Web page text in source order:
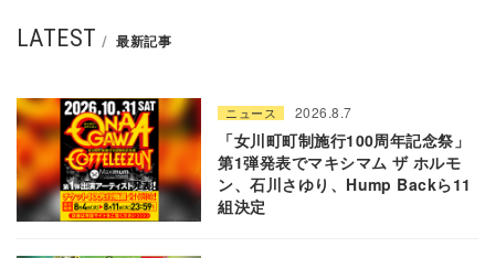
LATEST 最新記事
ニュース 2026.8.7
「女川町町制施行100周年記念祭」
第1弾発表でマキシマム ザ ホルモ
ン、石川さゆり、Hump Backら11
組決定